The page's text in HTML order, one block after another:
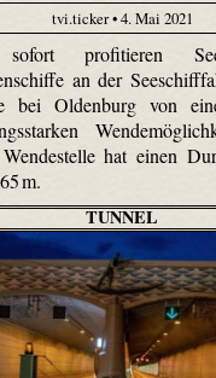
tvi.ticker • 4. Mai 2021
profitieren
an der
bei Oldenburg von
hat einen
m.
TUNNEL